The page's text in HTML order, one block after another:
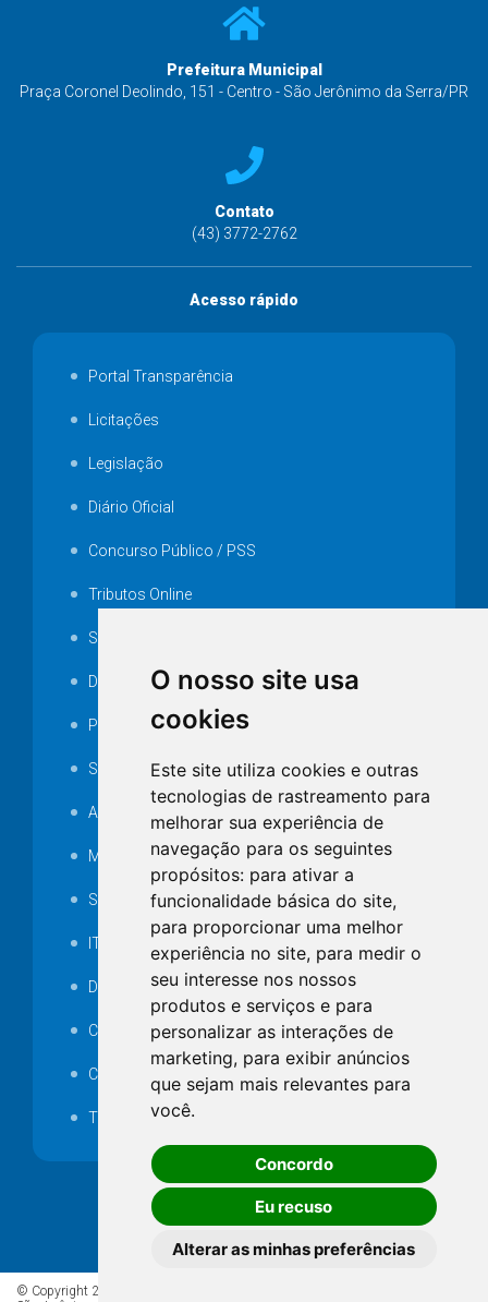
O nosso site usa
cookies
Este site utiliza cookies e outras
tecnologias de rastreamento para
melhorar sua experiência de
navegação para os seguintes
propósitos: para ativar a
funcionalidade básica do site,
para proporcionar uma melhor
experiência no site, para medir o
seu interesse nos nossos
produtos e serviços e para
personalizar as interações de
marketing, para exibir anúncios
que sejam mais relevantes para
você.
Concordo
Eu recuso
Alterar as minhas preferências
Prefeitura Municipal
Praça Coronel Deolindo, 151 - Centro - São Jerônimo da Serra/PR
Contato
(43) 3772-2762
Acesso rápido
Portal Transparência
Licitações
Legislação
Diário Oficial
Concurso Público / PSS
Tributos Online
Serviços ISS-E
Decretos
Portarias
SAMAE
Audiência pública
MANUTENÇÃO DE ILUMINAÇÃO PÚBLICA
Serviços Técnicos TI
ITR
Desapropriações
Catalogo Eletrônico de Padronização
Consórcios Municipais
Telefones Úteis
© Copyright 2026 - Todos os direitos reservados à Prefeitura de